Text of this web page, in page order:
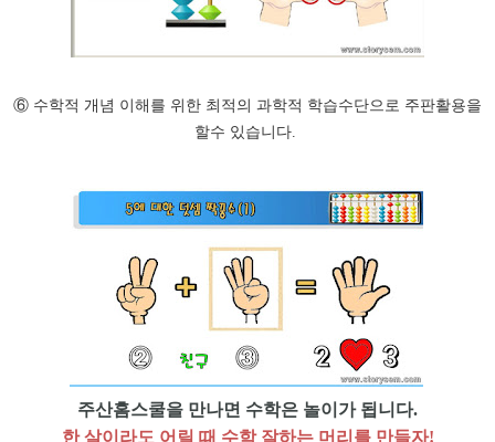
⑥ 수학적 개념 이해를 위한 최적의 과학적 학습수단으로 주판활용을
할수 있습니다.
주산홈스쿨을 만나면 수학은 놀이가 됩니다.
한 살이라도 어릴 때 수학 잘하는 머리를 만들자!